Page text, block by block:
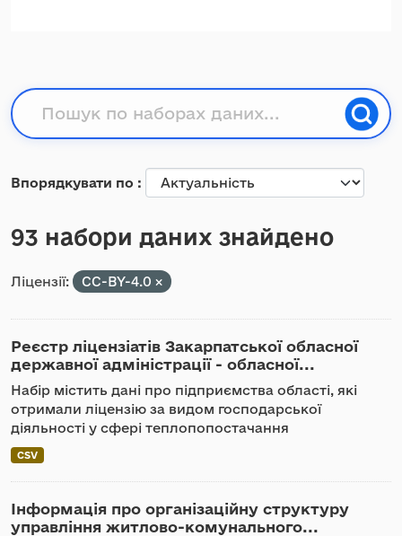
Впорядкувати по
93 набори даних знайдено
Ліцензії: CC-BY-4.0
Реєстр ліцензіатів Закарпатської обласної
державної адміністрації - обласної...
Набір містить дані про підприємства області, які
отримали ліцензію за видом господарської
діяльності у сфері теплопопостачання
CSV
Інформація про організаційну структуру
управління житлово-комунального...